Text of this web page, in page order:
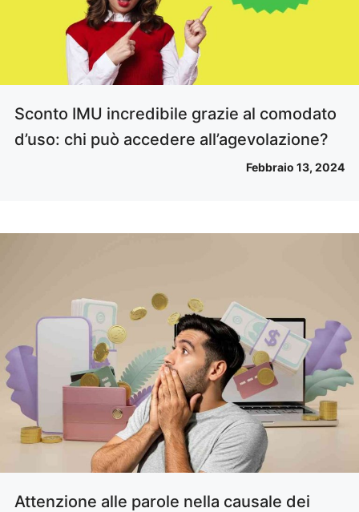
Sconto IMU incredibile grazie al comodato
d’uso: chi può accedere all’agevolazione?
Febbraio 13, 2024
Attenzione alle parole nella causale dei